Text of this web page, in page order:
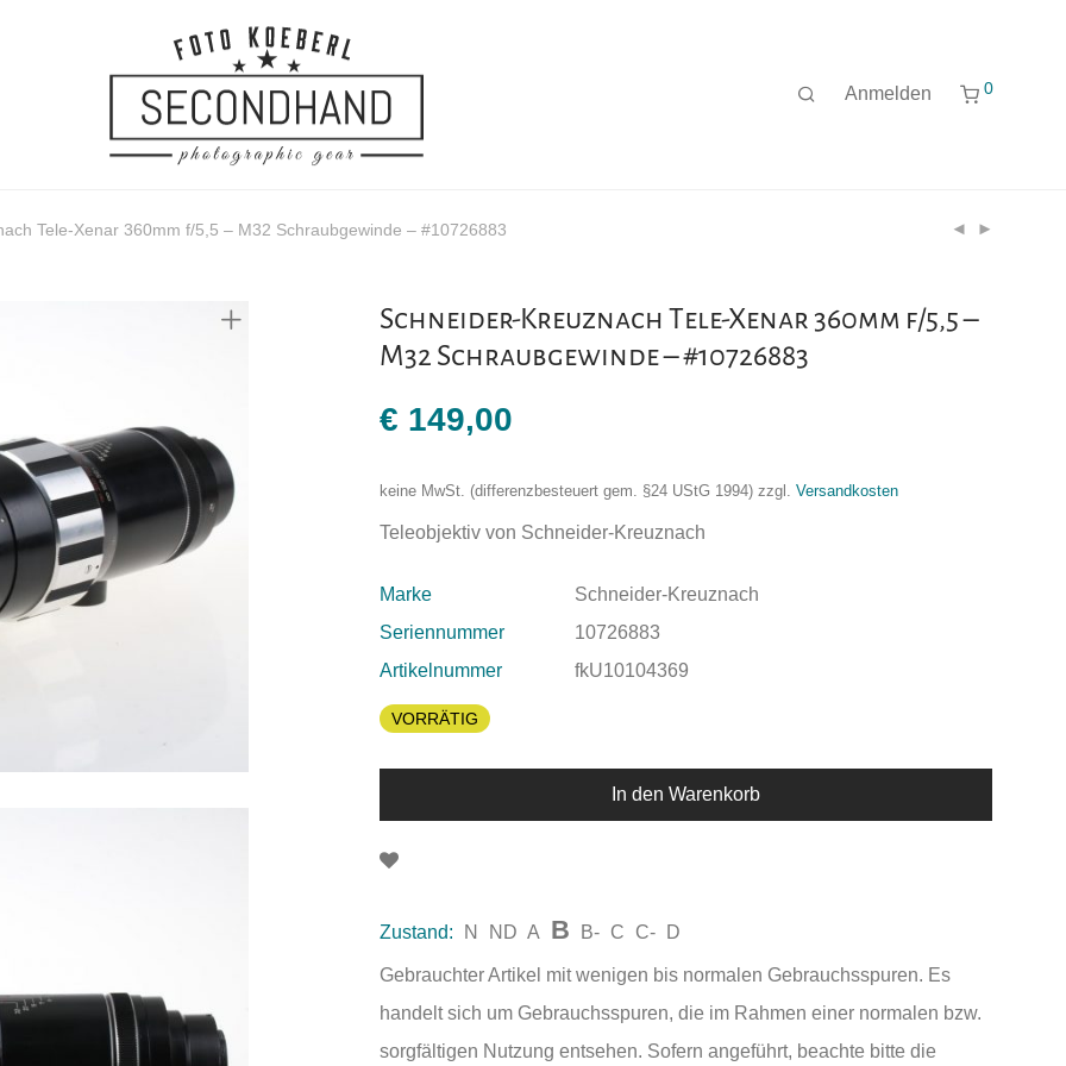
Anmelden 0
Tele-Xenar 360mm f/5,5 – M32 Schraubgewinde – #10726883
Schneider-Kreuznach Tele-Xenar 360mm f/5,5 –
M32 Schraubgewinde – #10726883
€ 149,00
keine MwSt. (differenzbesteuert gem. §24 UStG 1994) zzgl. Versandkosten
Teleobjektiv von Schneider-Kreuznach
Marke
Schneider-Kreuznach
Seriennummer
10726883
Artikelnummer
fkU10104369
VORRÄTIG
In den Warenkorb
Zustand: N ND A B B- C C- D
Gebrauchter Artikel mit wenigen bis normalen Gebrauchsspuren. Es
handelt sich um Gebrauchsspuren, die im Rahmen einer normalen bzw.
sorgfältigen Nutzung entsehen. Sofern angeführt, beachte bitte die